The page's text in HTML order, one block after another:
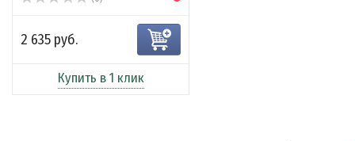
2 635 руб.
Купить в 1 клик